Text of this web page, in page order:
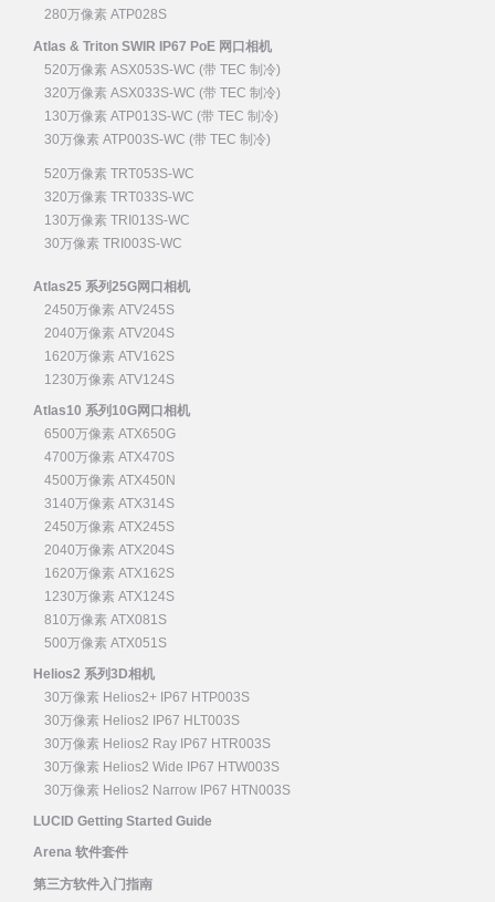
280万像素 ATP028S
Atlas & Triton SWIR IP67 PoE 网口相机
520万像素 ASX053S-WC (带 TEC 制冷)
320万像素 ASX033S-WC (带 TEC 制冷)
130万像素 ATP013S-WC (带 TEC 制冷)
30万像素 ATP003S-WC (带 TEC 制冷)
520万像素 TRT053S-WC
320万像素 TRT033S-WC
130万像素 TRI013S-WC
30万像素 TRI003S-WC
Atlas25 系列25G网口相机
2450万像素 ATV245S
2040万像素 ATV204S
1620万像素 ATV162S
1230万像素 ATV124S
Atlas10 系列10G网口相机
6500万像素 ATX650G
4700万像素 ATX470S
4500万像素 ATX450N
3140万像素 ATX314S
2450万像素 ATX245S
2040万像素 ATX204S
1620万像素 ATX162S
1230万像素 ATX124S
810万像素 ATX081S
500万像素 ATX051S
Helios2 系列3D相机
30万像素 Helios2+ IP67 HTP003S
30万像素 Helios2 IP67 HLT003S
30万像素 Helios2 Ray IP67 HTR003S
30万像素 Helios2 Wide IP67 HTW003S
30万像素 Helios2 Narrow IP67 HTN003S
LUCID Getting Started Guide
Arena 软件套件
第三方软件入门指南